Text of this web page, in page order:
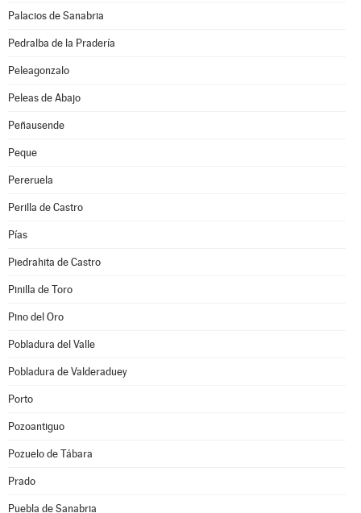
Palacios de Sanabria
Pedralba de la Pradería
Peleagonzalo
Peleas de Abajo
Peñausende
Peque
Pereruela
Perilla de Castro
Pías
Piedrahita de Castro
Pinilla de Toro
Pino del Oro
Pobladura del Valle
Pobladura de Valderaduey
Porto
Pozoantiguo
Pozuelo de Tábara
Prado
Puebla de Sanabria